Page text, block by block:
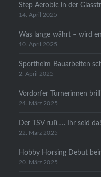
Step Aerobic in der
14. April 2025
Was lange währt – wird
10. April 2025
Sportheim Bauarbeiten
2. April 2025
Vordorfer Turnerinnen
24. März 2025
Der TSV ruft…. Ihr seid da!
22. März 2025
Hobby Horsing Debut
20. März 2025